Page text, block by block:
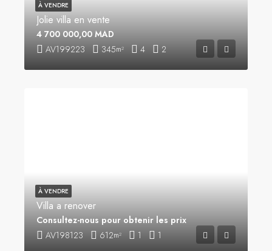
Jolie villa en vente
AV199223 345m² 4 2
4 700 000,00 MAD
À VENDRE
Villa a renover
AV198123 612m² 1 1
Consultez-nous pour obtenir les prix
À VENDRE